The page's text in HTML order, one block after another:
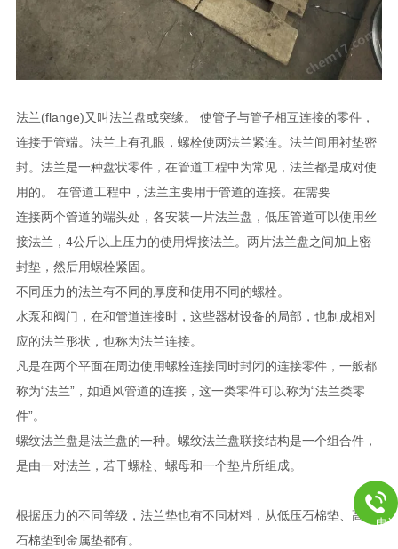
法兰(flange)又叫法兰盘或突缘。 使管子与管子相互连接的零件，
连接于管端。法兰上有孔眼，螺栓使两法兰紧连。法兰间用衬垫密
封。法兰是一种盘状零件，在管道工程中为常见，法兰都是成对使
用的。 在管道工程中，法兰主要用于管道的连接。在需要
连接两个管道的端头处，各安装一片法兰盘，低压管道可以使用丝
接法兰，4公斤以上压力的使用焊接法兰。两片法兰盘之间加上密
封垫，然后用螺栓紧固。
不同压力的法兰有不同的厚度和使用不同的螺栓。
水泵和阀门，在和管道连接时，这些器材设备的局部，也制成相对
应的法兰形状，也称为法兰连接。
凡是在两个平面在周边使用螺栓连接同时封闭的连接零件，一般都
称为“法兰”，如通风管道的连接，这一类零件可以称为“法兰类零
件”。
螺纹法兰盘是法兰盘的一种。螺纹法兰盘联接结构是一个组合件，
是由一对法兰，若干螺栓、螺母和一个垫片所组成。
根据压力的不同等级，法兰垫也有不同材料，从低压石棉垫、高压
石棉垫到金属垫都有。
电